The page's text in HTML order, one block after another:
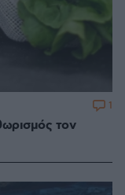
τον
1